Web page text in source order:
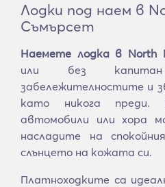
Лодки под наем в
Съмърсет
Наемете лодка в North
или без
забележителностите и
като никога
автомобили или хора
насладите на
слънцето на кожата си.
Платноходките са